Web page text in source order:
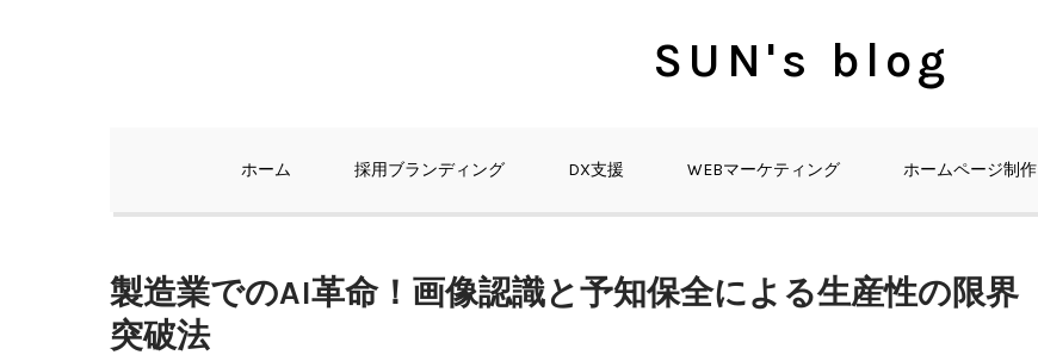
SUN's blog
ホーム 採用ブランディング DX支援 WEBマーケティング ホームページ制作
製造業でのAI革命！画像認識と予知保全による生産性の限界
突破法